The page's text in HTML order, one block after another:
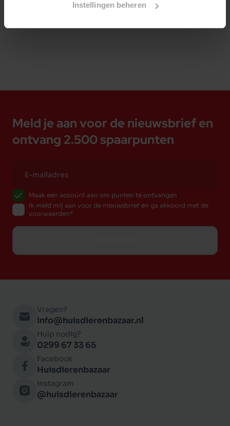
Instellingen beheren
Bestelherinnering instellen
Meld je aan voor de nieuwsbrief en
ontvang 2.500 spaarpunten
Maak een account aan om punten te ontvangen
Ik meld mij aan voor de nieuwsbrief en ga akkoord met de
voorwaarden
Vragen?
info@huisdierenbazaar.nl
Hulp nodig?
0299 67 33 65
Facebook
Huisdierenbazaar
Instagram
@huisdierenbazaar